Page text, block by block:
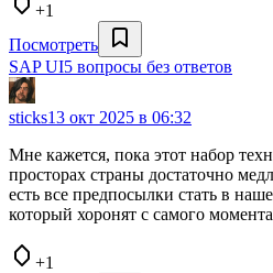
+1
Посмотреть
SAP UI5 вопросы без ответов
sticks13 окт 2025 в 06:32
Мне кажется, пока этот набор
просторах страны достаточно
есть все предпосылки стать в
который хоронят с самого
+1